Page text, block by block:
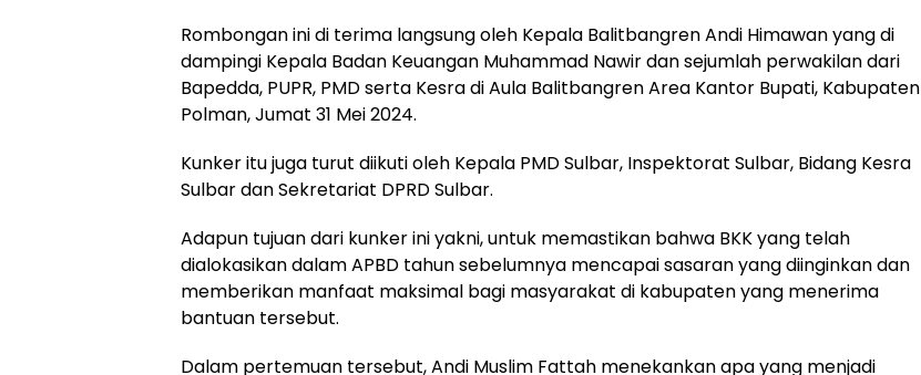
Rombongan ini di terima langsung oleh Kepala Balitbangren Andi Himawan yang di
dampingi Kepala Badan Keuangan Muhammad Nawir dan sejumlah perwakilan dari
Bapedda, PUPR, PMD serta Kesra di Aula Balitbangren Area Kantor Bupati, Kabupaten
Polman, Jumat 31 Mei 2024.
Kunker itu juga turut diikuti oleh Kepala PMD Sulbar, Inspektorat Sulbar, Bidang Kesra
Sulbar dan Sekretariat DPRD Sulbar.
Adapun tujuan dari kunker ini yakni, untuk memastikan bahwa BKK yang telah
dialokasikan dalam APBD tahun sebelumnya mencapai sasaran yang diinginkan dan
memberikan manfaat maksimal bagi masyarakat di kabupaten yang menerima
bantuan tersebut.
Dalam pertemuan tersebut, Andi Muslim Fattah menekankan apa yang menjadi